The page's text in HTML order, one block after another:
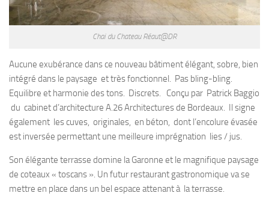
Chai du Chateau Réaut@DR
Aucune exubérance dans ce nouveau bâtiment élégant, sobre, bien
intégré dans le paysage et très fonctionnel. Pas bling-bling.
Equilibre et harmonie des tons. Discrets. Conçu par Patrick Baggio
du cabinet d’architecture A.26 Architectures de Bordeaux. Il signe
également les cuves, originales, en béton, dont l’encolure évasée
est inversée permettant une meilleure imprégnation lies / jus.
Son élégante terrasse domine la Garonne et le magnifique paysage
de coteaux « toscans ». Un futur restaurant gastronomique va se
mettre en place dans un bel espace attenant à la terrasse.